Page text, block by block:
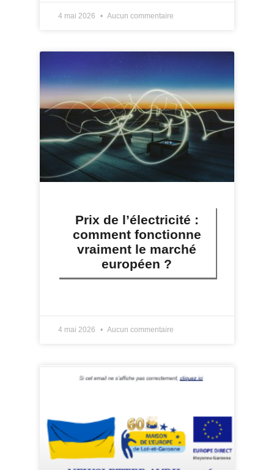
4 mai 2026 Aucun commentaire
Prix de l’électricité :
comment fonctionne
vraiment le marché
européen ?
4 mai 2026 Aucun commentaire